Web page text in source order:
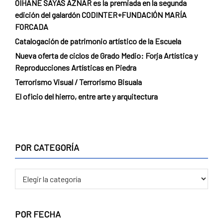
OIHANE SAYAS AZNAR es la premiada en la segunda
edición del galardón CODINTER+FUNDACIÓN MARÍA
FORCADA
Catalogación de patrimonio artístico de la Escuela
Nueva oferta de ciclos de Grado Medio: Forja Artística y
Reproducciones Artísticas en Piedra
Terrorismo Visual / Terrorismo Bisuala
El oficio del hierro, entre arte y arquitectura
POR CATEGORÍA
CATEGORÍA
POR FECHA